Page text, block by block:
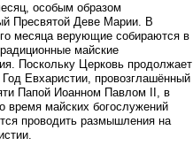
особым образом
Пресвятой Деве Марии. В
месяца верующие собираются в
майские
Поскольку Церковь продолжает
Евхаристии, провозглашённый
Папой Иоанном Павлом ІІ, в
время майских богослужений
проводить размышления на